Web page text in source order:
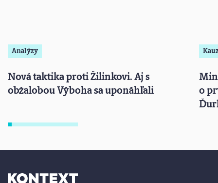
Analýzy
Nová taktika proti Žilinkovi. Aj s
obžalobou Výboha sa uponáhľali
o